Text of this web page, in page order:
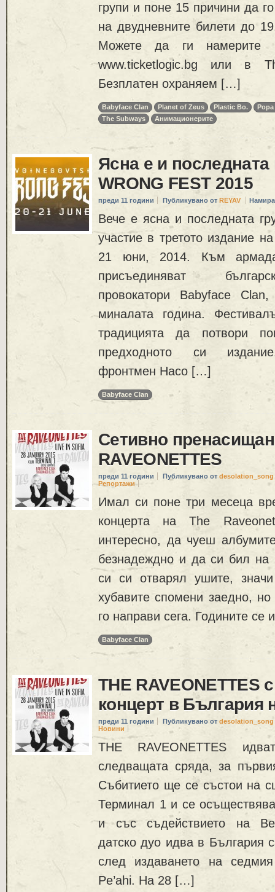
групи и поне 15 причини да
на двудневните билети до
Можете да ги намерите
www.ticketlogic.bg или в
Безплатен охраняем […]
Babyface Clan Planet of Zeus Plastic Bo.
The Subways
Анимационерите
Ясна е и последната
WRONG FEST 2015
преди 11 години Публикувано от REYAV
Вече е ясна и последната
участие в третото издание
21 юни, 2014. Към
присъединяват
провокатори Babyface
миналата година.
традицията да потвори
предходното си
фронтмен Насо […]
Babyface Clan
Сетивно
RAVEONETTES
преди 11 години Публикувано от desolation_song
Репортажи
Имал си поне три месеца
концерта на The
интересно, да чуеш
безнадеждно и да си бил на
си си отварял ушите,
хубавите спомени заедно,
го направи сега. Годините се
Babyface Clan
THE RAVEONETTES
концерт в България
преди 11 години Публикувано от desolation_song
Новини
THE RAVEONETTES
следващата сряда, за
Събитието ще се състои на
Терминал 1 и се
и със съдействието на
датско дуо идва в България
след издаването на
Pe’ahi. На 28 […]